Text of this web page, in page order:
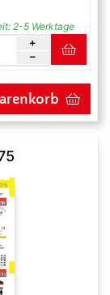
2-5 Werktage